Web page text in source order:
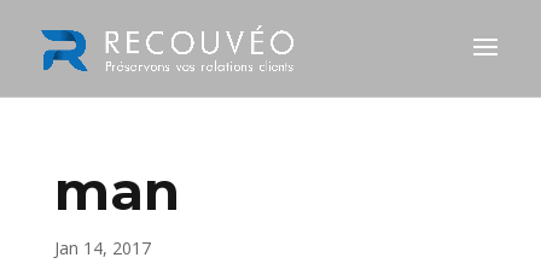
man
Jan 14, 2017